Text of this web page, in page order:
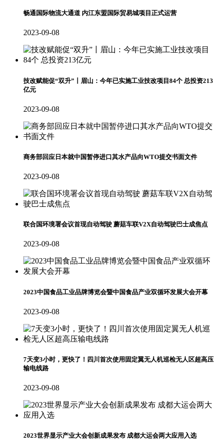
畅通国际物流大通道 内江东盟国际贸易城项目正式运营
2023-09-08
技改赋能促“双升”丨眉山：今年已实施工业技改项目84个 总投资213
亿元
2023-09-08
商务部回应日本就中国暂停进口其水产品向WTO提交书面文件
2023-09-08
联合国环境署会议首现自动驾驶 蘑菇车联V2X自动驾驶巴士成焦点
2023-09-08
2023中国食品工业品牌博览会暨中国食品产业双循环发展大会开幕
2023-09-08
7天变3小时，更快了！四川首次使用固定翼无人机巡检无人区超高压
输电线路
2023-09-08
2023世界显示产业大会创新成果发布 成都大运会两大应用入选